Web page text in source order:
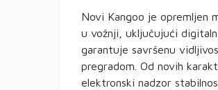
Novi Kangoo je opremljen
u vožnji, uključujući
garantuje savršenu
pregradom. Od novih
elektronski nadzor